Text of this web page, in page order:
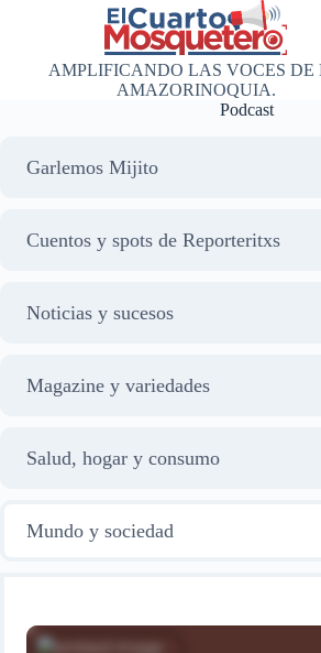
AMPLIFICANDO LAS VOCES DE
AMAZORINOQUIA.
Podcast
Garlemos Mijito
Cuentos y spots de Reporteritxs
Noticias y sucesos
Magazine y variedades
Salud, hogar y consumo
Mundo y sociedad